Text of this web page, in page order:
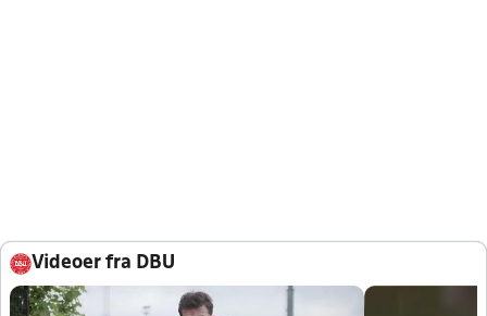
Videoer fra DBU